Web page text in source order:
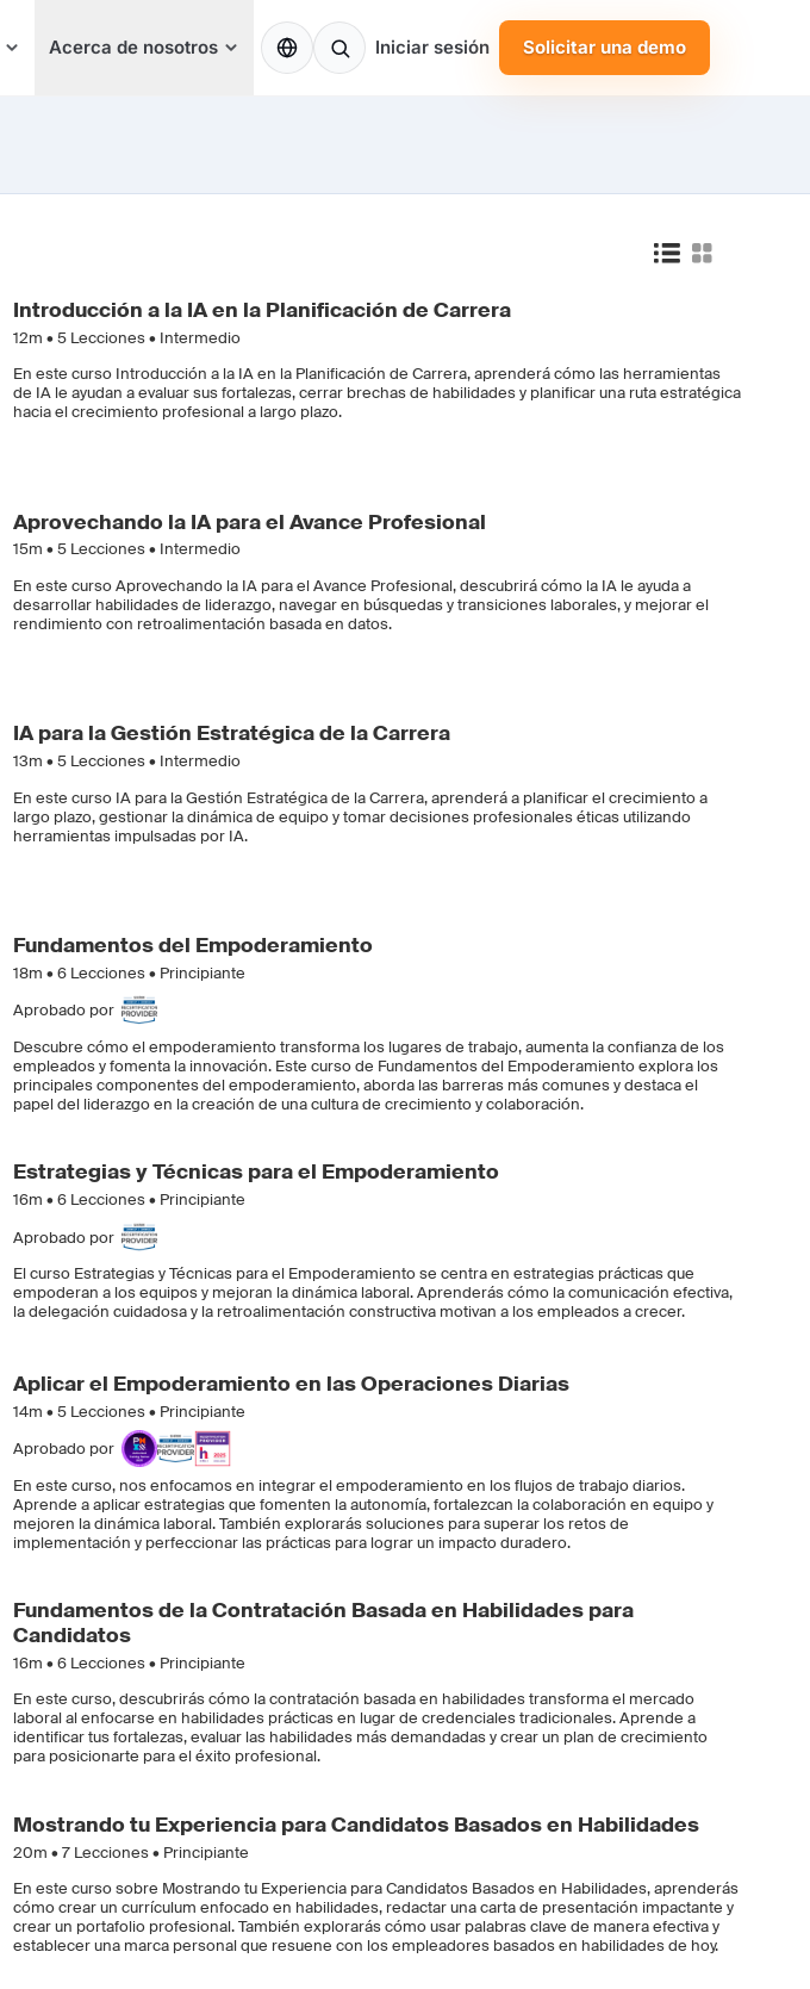
Acerca de nosotros ES Iniciar sesión Solicitar una demo
Introducción a la IA en la Planificación de Carrera
12m •5Lecciones • Intermedio
En este curso Introducción a la IA en la Planificación de Carrera, aprenderá cómo las herramientas
de IA le ayudan a evaluar sus fortalezas, cerrar brechas de habilidades y planificar una ruta estratégica
hacia el crecimiento profesional a largo plazo.
Aprovechando la IA para el Avance Profesional
15m •5Lecciones • Intermedio
En este curso Aprovechando la IA para el Avance Profesional, descubrirá cómo la IA le ayuda a
desarrollar habilidades de liderazgo, navegar en búsquedas y transiciones laborales, y mejorar el
rendimiento con retroalimentación basada en datos.
IA para la Gestión Estratégica de la Carrera
13m •5Lecciones • Intermedio
En este curso IA para la Gestión Estratégica de la Carrera, aprenderá a planificar el crecimiento a
largo plazo, gestionar la dinámica de equipo y tomar decisiones profesionales éticas utilizando
herramientas impulsadas por IA.
Fundamentos del Empoderamiento
18m •6Lecciones • Principiante
Aprobado por
Descubre cómo el empoderamiento transforma los lugares de trabajo, aumenta la confianza de los
empleados y fomenta la innovación. Este curso de Fundamentos del Empoderamiento explora los
principales componentes del empoderamiento, aborda las barreras más comunes y destaca el
papel del liderazgo en la creación de una cultura de crecimiento y colaboración.
Estrategias y Técnicas para el Empoderamiento
16m •6Lecciones • Principiante
Aprobado por
El curso Estrategias y Técnicas para el Empoderamiento se centra en estrategias prácticas que
empoderan a los equipos y mejoran la dinámica laboral. Aprenderás cómo la comunicación efectiva,
la delegación cuidadosa y la retroalimentación constructiva motivan a los empleados a crecer.
Aplicar el Empoderamiento en las Operaciones Diarias
14m •5Lecciones • Principiante
Aprobado por
En este curso, nos enfocamos en integrar el empoderamiento en los flujos de trabajo diarios.
Aprende a aplicar estrategias que fomenten la autonomía, fortalezcan la colaboración en equipo y
mejoren la dinámica laboral. También explorarás soluciones para superar los retos de
implementación y perfeccionar las prácticas para lograr un impacto duradero.
Fundamentos de la Contratación Basada en Habilidades para
Candidatos
16m •6Lecciones • Principiante
En este curso, descubrirás cómo la contratación basada en habilidades transforma el mercado
laboral al enfocarse en habilidades prácticas en lugar de credenciales tradicionales. Aprende a
identificar tus fortalezas, evaluar las habilidades más demandadas y crear un plan de crecimiento
para posicionarte para el éxito profesional.
Mostrando tu Experiencia para Candidatos Basados en Habilidades
20m •7Lecciones • Principiante
En este curso sobre Mostrando tu Experiencia para Candidatos Basados en Habilidades, aprenderás
cómo crear un currículum enfocado en habilidades, redactar una carta de presentación impactante y
crear un portafolio profesional. También explorarás cómo usar palabras clave de manera efectiva y
establecer una marca personal que resuene con los empleadores basados en habilidades de hoy.